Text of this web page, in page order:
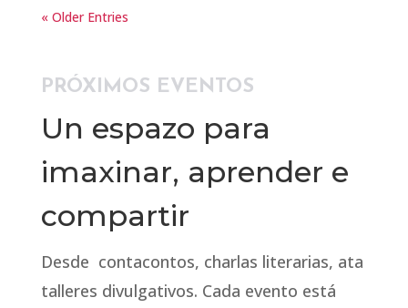
« Older Entries
PRÓXIMOS EVENTOS
Un espazo para
imaxinar, aprender e
compartir
Desde contacontos, charlas literarias, ata
talleres divulgativos. Cada evento está